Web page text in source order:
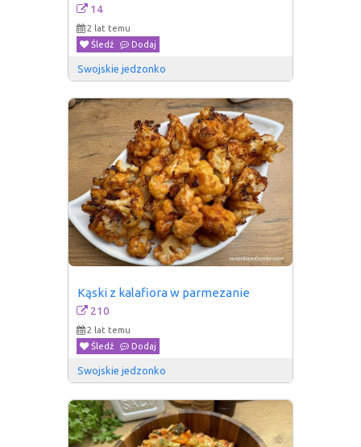
14
2 lat temu
Śledź
Dodaj
Swojskie jedzonko
Kąski z kalafiora w parmezanie
210
2 lat temu
Śledź
Dodaj
Swojskie jedzonko